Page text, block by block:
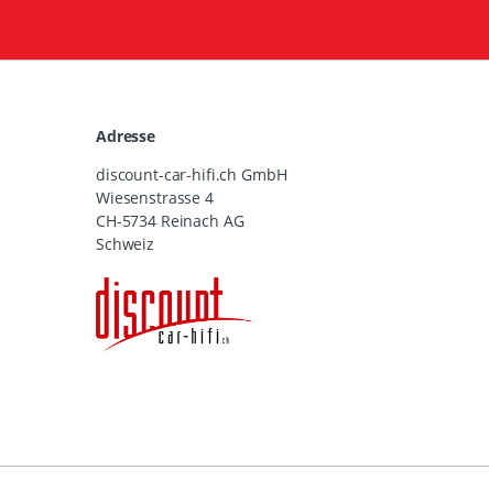
Adresse
discount-car-hifi.ch GmbH
Wiesenstrasse 4
CH-5734 Reinach AG
Schweiz